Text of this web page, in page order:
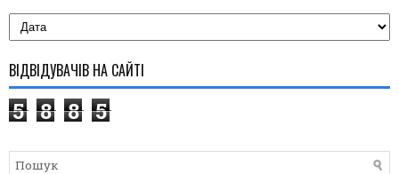
ВІДВІДУВАЧІВ НА САЙТІ
5 8 8 5